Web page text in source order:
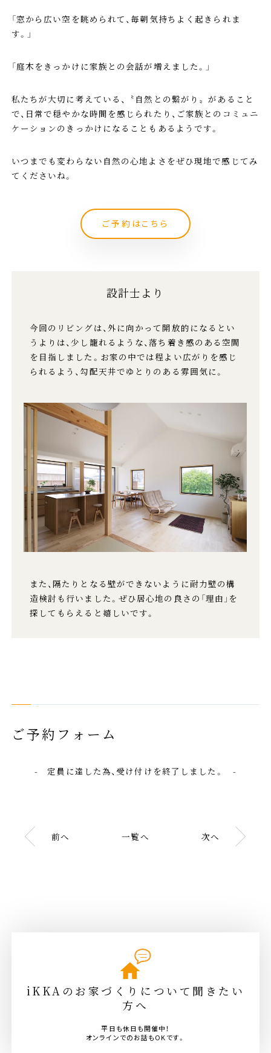
「窓から広い空を眺められて、毎朝気持ちよく起きられま
す。」
「庭木をきっかけに家族との会話が増えました。」
私たちが大切に考えている、〝自然との繋がり〟があること
で、日常で穏やかな時間を感じられたり、ご家族とのコミュニ
ケーションのきっかけになることもあるようです。
いつまでも変わらない自然の心地よさをぜひ現地で感じてみ
てくださいね。
ご予約はこちら
設計士より
今回のリビングは、外に向かって開放的になるとい
うよりは、少し籠れるような、落ち着き感のある空間
を目指しました。お家の中では程よい広がりを感じ
られるよう、勾配天井でゆとりのある雰囲気に。
また、隔たりとなる壁ができないように耐力壁の構
造検討も行いました。ぜひ居心地の良さの「理由」を
探してもらえると嬉しいです。
ご予約フォーム
- 定員に達した為、受け付けを終了しました。 -
前へ 一覧へ 次へ
iKKAのお家づくりについて聞きたい
方へ
平日も休日も開催中！
オンラインでのお話もOKです。